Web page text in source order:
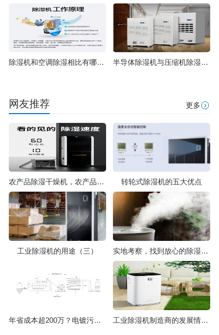
除湿机和空调除湿相比有哪些优势？ 半导体除湿机与压缩机除湿机的对比
网友推荐 更多
农产品除湿干燥机，农产品清洗沥水干燥快 转轮式除湿机的五大优点
工业除湿机的用途（三） 实地考察，找到放心的除湿机厂家
年省成本超200万？电镀污泥烘干机应用案例及效益 工业除湿机制造商的发展情况如何？